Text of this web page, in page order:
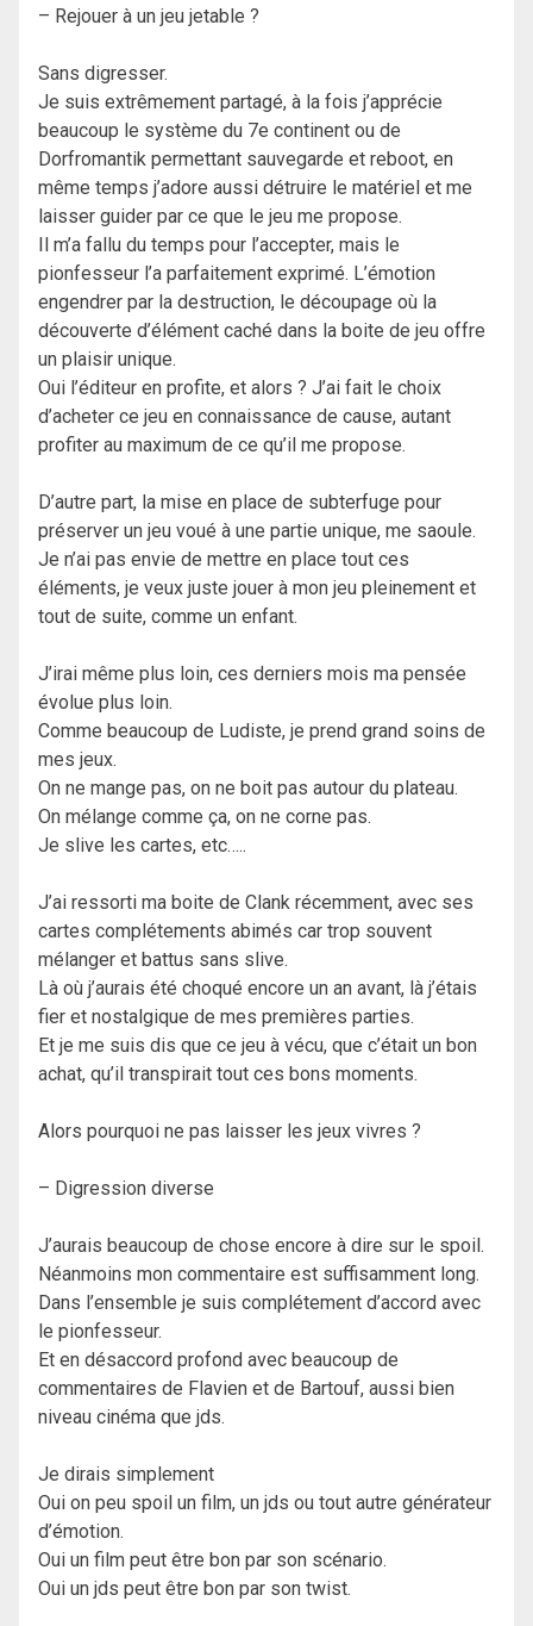
– Rejouer à un jeu jetable ?
Sans digresser.
Je suis extrêmement partagé, à la fois j’apprécie
beaucoup le système du 7e continent ou de
Dorfromantik permettant sauvegarde et reboot, en
même temps j’adore aussi détruire le matériel et me
laisser guider par ce que le jeu me propose.
Il m’a fallu du temps pour l’accepter, mais le
pionfesseur l’a parfaitement exprimé. L’émotion
engendrer par la destruction, le découpage où la
découverte d’élément caché dans la boite de jeu offre
un plaisir unique.
Oui l’éditeur en profite, et alors ? J’ai fait le choix
d’acheter ce jeu en connaissance de cause, autant
profiter au maximum de ce qu’il me propose.
D’autre part, la mise en place de subterfuge pour
préserver un jeu voué à une partie unique, me saoule.
Je n’ai pas envie de mettre en place tout ces
éléments, je veux juste jouer à mon jeu pleinement et
tout de suite, comme un enfant.
J’irai même plus loin, ces derniers mois ma pensée
évolue plus loin.
Comme beaucoup de Ludiste, je prend grand soins de
mes jeux.
On ne mange pas, on ne boit pas autour du plateau.
On mélange comme ça, on ne corne pas.
Je slive les cartes, etc…..
J’ai ressorti ma boite de Clank récemment, avec ses
cartes complétements abimés car trop souvent
mélanger et battus sans slive.
Là où j’aurais été choqué encore un an avant, là j’étais
fier et nostalgique de mes premières parties.
Et je me suis dis que ce jeu à vécu, que c’était un bon
achat, qu’il transpirait tout ces bons moments.
Alors pourquoi ne pas laisser les jeux vivres ?
– Digression diverse
J’aurais beaucoup de chose encore à dire sur le spoil.
Néanmoins mon commentaire est suffisamment long.
Dans l’ensemble je suis complétement d’accord avec
le pionfesseur.
Et en désaccord profond avec beaucoup de
commentaires de Flavien et de Bartouf, aussi bien
niveau cinéma que jds.
Je dirais simplement
Oui on peu spoil un film, un jds ou tout autre générateur
d’émotion.
Oui un film peut être bon par son scénario.
Oui un jds peut être bon par son twist.